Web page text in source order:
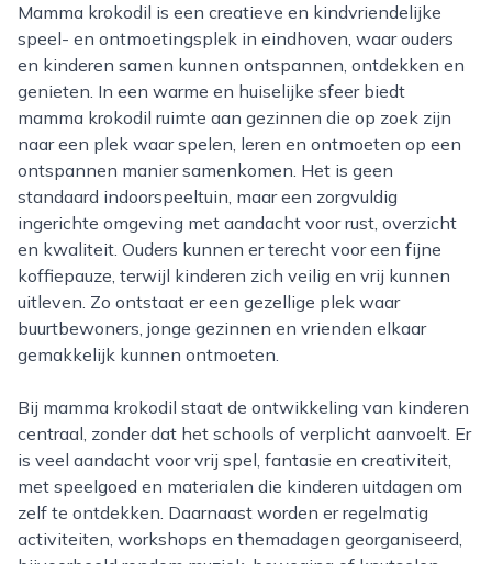
Mamma krokodil is een creatieve en kindvriendelijke
speel- en ontmoetingsplek in eindhoven, waar ouders
en kinderen samen kunnen ontspannen, ontdekken en
genieten. In een warme en huiselijke sfeer biedt
mamma krokodil ruimte aan gezinnen die op zoek zijn
naar een plek waar spelen, leren en ontmoeten op een
ontspannen manier samenkomen. Het is geen
standaard indoorspeeltuin, maar een zorgvuldig
ingerichte omgeving met aandacht voor rust, overzicht
en kwaliteit. Ouders kunnen er terecht voor een fijne
koffiepauze, terwijl kinderen zich veilig en vrij kunnen
uitleven. Zo ontstaat er een gezellige plek waar
buurtbewoners, jonge gezinnen en vrienden elkaar
gemakkelijk kunnen ontmoeten.
Bij mamma krokodil staat de ontwikkeling van kinderen
centraal, zonder dat het schools of verplicht aanvoelt. Er
is veel aandacht voor vrij spel, fantasie en creativiteit,
met speelgoed en materialen die kinderen uitdagen om
zelf te ontdekken. Daarnaast worden er regelmatig
activiteiten, workshops en themadagen georganiseerd,